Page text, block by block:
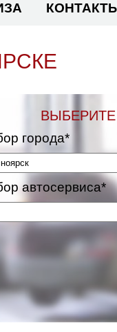
города*
автосервиса*